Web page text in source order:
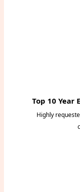
Top 10 Year
Highly